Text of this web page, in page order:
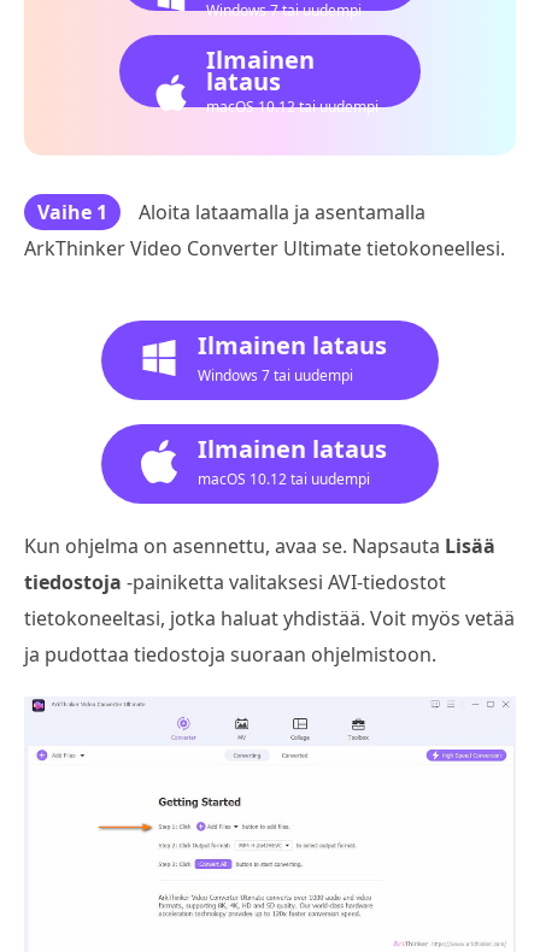
Windows 7 tai uudempi
Ilmainen
lataus
macOS 10.12 tai uudempi
Vaihe 1
Aloita lataamalla ja asentamalla
ArkThinker Video Converter Ultimate tietokoneellesi.
Ilmainen lataus
Windows 7 tai uudempi
Ilmainen lataus
macOS 10.12 tai uudempi
Kun ohjelma on asennettu, avaa se. Napsauta Lisää
tiedostoja -painiketta valitaksesi AVI-tiedostot
tietokoneeltasi, jotka haluat yhdistää. Voit myös vetää
ja pudottaa tiedostoja suoraan ohjelmistoon.